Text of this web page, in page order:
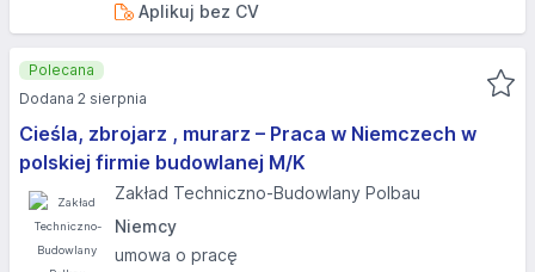
Aplikuj bez CV
Cieśla, zbrojarz , murarz – Praca w Niemczech w
polskiej firmie budowlanej M/K
Zakład Techniczno-Budowlany Polbau
Niemcy
umowa o pracę
Polecana
Dodana 2 sierpnia